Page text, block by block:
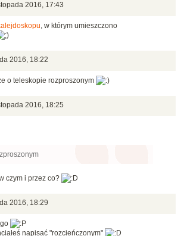
2016, 17:43
, w którym umieszczono
2016, 18:22
o teleskopie rozproszonym
2016, 18:25
czym i przez co?
2016, 18:29
napisać "rozcieńczonym"